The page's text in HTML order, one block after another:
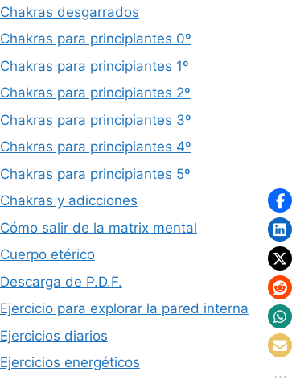
Chakras desgarrados
Chakras para principiantes 0º
Chakras para principiantes 1º
Chakras para principiantes 2º
Chakras para principiantes 3º
Chakras para principiantes 4º
Chakras para principiantes 5º
Chakras y adicciones
Cómo salir de la matrix mental
Cuerpo etérico
Descarga de P.D.F.
Ejercicio para explorar la pared interna
Ejercicios diarios
Ejercicios energéticos